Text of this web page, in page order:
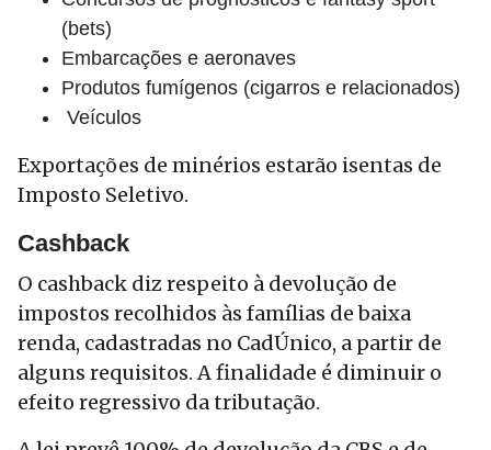
(bets)
Embarcações e aeronaves
Produtos fumígenos (cigarros e relacionados)
Veículos
Exportações de minérios estarão isentas de
Imposto Seletivo.
Cashback
O cashback diz respeito à devolução de
impostos recolhidos às famílias de baixa
renda, cadastradas no CadÚnico, a partir de
alguns requisitos. A finalidade é diminuir o
efeito regressivo da tributação.